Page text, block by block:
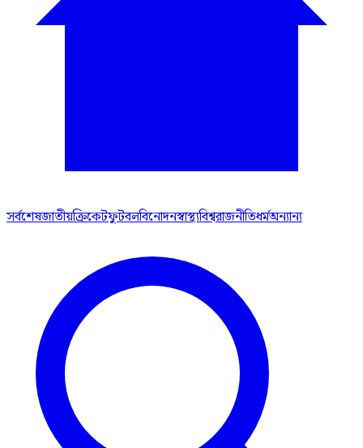
সর্বশেষজাতীয়ক্রিকেটফুটবলবিনোদনস্বাস্থ্যবিশ্বরাজনীতিধর্মঅন্যান্য